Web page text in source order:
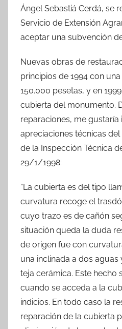
Ángel Sebastiá Cerdá, se
Servicio de Extensión
aceptar una subvención
Nuevas obras de
principios de 1994 con
150.000 pesetas, y en
cubierta del monumento.
reparaciones, me gustaría
apreciaciones técnicas
de la Inspección Técnica
29/1/1998:
“La cubierta es del tipo
curvatura recoge el
cuyo trazo es de cañón
situación queda la duda
de origen fue con
una inclinada a dos
teja cerámica. Este hecho
cuando se acceda a la
indicios. En todo caso la
reparación de la cubierta